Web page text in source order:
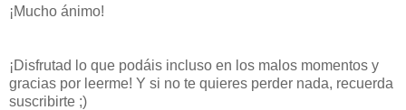
¡Mucho ánimo!
¡Disfrutad lo que podáis incluso en los malos momentos y
gracias por leerme! Y si no te quieres perder nada, recuerda
suscribirte ;)